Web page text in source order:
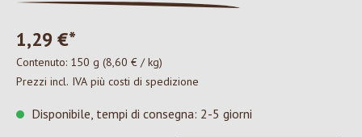
1,29 €*
Contenuto: 150 g (8,60 € / kg)
Prezzi incl. IVA più costi di spedizione
Disponibile, tempi di consegna: 2-5 giorni